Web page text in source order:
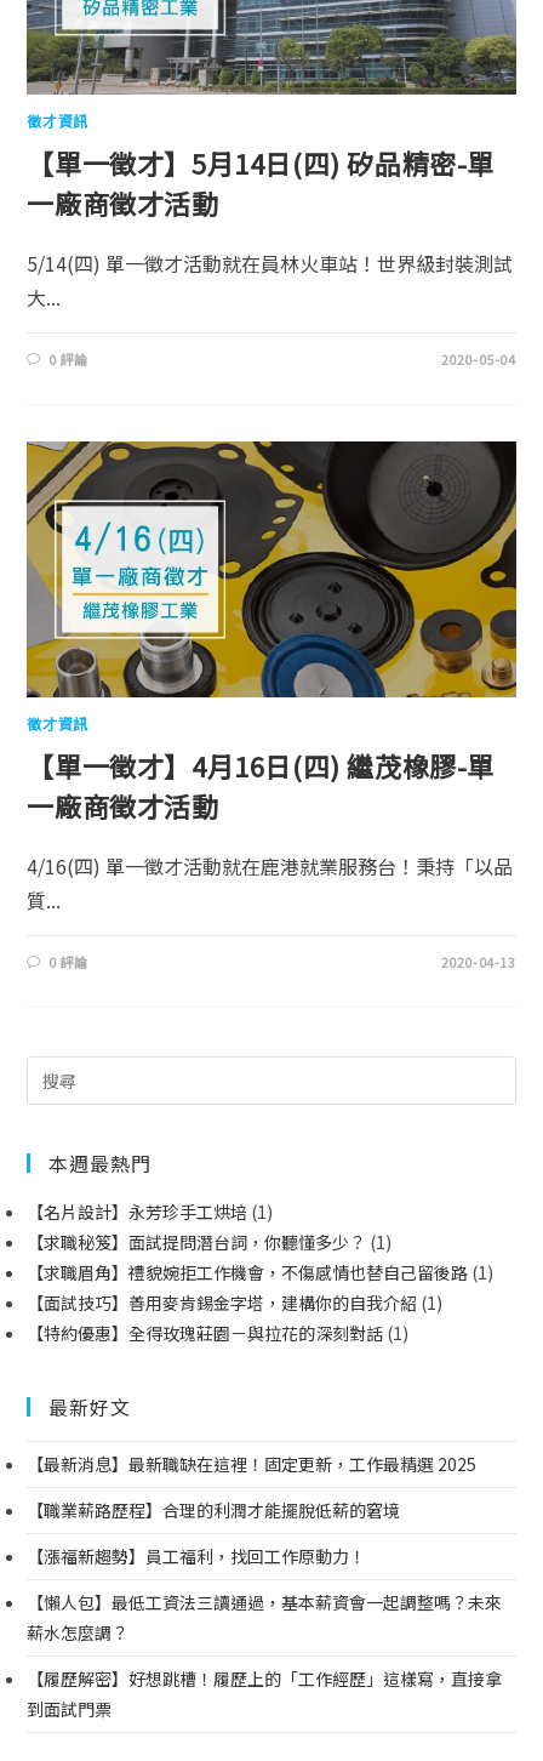
徵才資訊
【單一徵才】5月14日(四) 矽品精密-單
一廠商徵才活動
5/14(四) 單一徵才活動就在員林火車站！世界級封裝測試
大...
0 評論 2020-05-04
徵才資訊
【單一徵才】4月16日(四) 繼茂橡膠-單
一廠商徵才活動
4/16(四) 單一徵才活動就在鹿港就業服務台！秉持「以品
質...
0 評論 2020-04-13
本週最熱門
【名片設計】永芳珍手工烘培 (1)
【求職秘笈】面試提問潛台詞，你聽懂多少？ (1)
【求職眉角】禮貌婉拒工作機會，不傷感情也替自己留後路 (1)
【面試技巧】善用麥肯錫金字塔，建構你的自我介紹 (1)
【特約優惠】全得玫瑰莊園－與拉花的深刻對話 (1)
最新好文
【最新消息】最新職缺在這裡！固定更新，工作最精選 2025
【職業薪路歷程】合理的利潤才能擺脫低薪的窘境
【漲福新趨勢】員工福利，找回工作原動力！
【懶人包】最低工資法三讀通過，基本薪資會一起調整嗎？未來
薪水怎麼調？
【履歷解密】好想跳槽！履歷上的「工作經歷」這樣寫，直接拿
到面試門票